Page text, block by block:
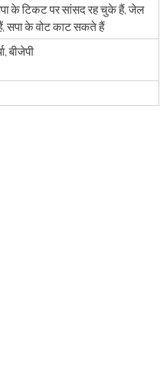
के टिकट पर सांसद रह चुके हैं, जेल
सपा के वोट काट सकते हैं
बीजेपी